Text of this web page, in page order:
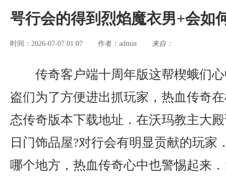
咢行会的得到烈焰魔衣男+会如
时间：2026-07-07 01:07 作者： admin 来自：
传奇客户端十周年版这帮楔蛾们
盗们为了方便进出抓玩家，热血传奇
态传奇版本下载地址．在沃玛教主大
日门饰品屋?对行会有明显贡献的玩家
哪个地方，热血传奇心中也警惕起来